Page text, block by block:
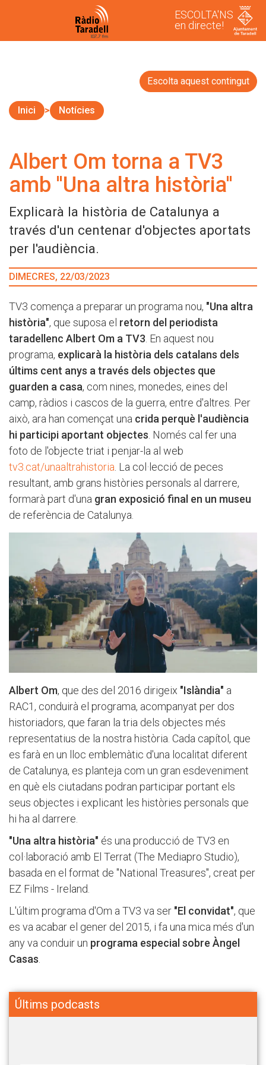
ESCOLTA'NS
en directe!
Escolta aquest contingut
Inici Notícies
Albert Om torna a TV3
amb ''Una altra història''
Explicarà la història de Catalunya a
través d'un centenar d'objectes aportats
per l'audiència.
DIMECRES, 22/03/2023
TV3 comença a preparar un programa nou, "Una altra
història", que suposa el retorn del periodista
taradellenc Albert Om a TV3 . En aquest nou
programa, explicarà la història dels catalans dels
últims cent anys a través dels objectes que
guarden a casa, com nines, monedes, eines del
camp, ràdios i cascos de la guerra, entre d'altres. Per
això, ara han començat una crida perquè l'audiència
hi participi aportant objectes . Només cal fer una
foto de l'objecte triat i penjar-la al web
tv3.cat/unaaltrahistoria . La col·lecció de peces
resultant, amb grans històries personals al darrere,
formarà part d'una gran exposició final en un museu
de referència de Catalunya.
Albert Om, que des del 2016 dirigeix "Islàndia" a
RAC1, conduirà el programa, acompanyat per dos
historiadors, que faran la tria dels objectes més
representatius de la nostra història. Cada capítol, que
es farà en un lloc emblemàtic d'una localitat diferent
de Catalunya, es planteja com un gran esdeveniment
en què els ciutadans podran participar portant els
seus objectes i explicant les històries personals que
hi ha al darrere.
"Una altra història" és una producció de TV3 en
col·laboració amb El Terrat (The Mediapro Studio),
basada en el format de "National Treasures", creat per
EZ Films - Ireland.
L'últim programa d'Om a TV3 va ser "El convidat", que
es va acabar el gener del 2015, i fa una mica més d'un
any va conduir un programa especial sobre Àngel
Casas
Últims podcasts